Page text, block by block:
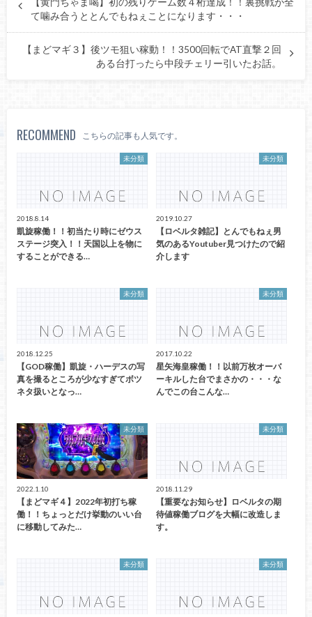
て噛み合うととんでもねぇことになります・・・
【まどマギ３】後ツモ狙い稼動！！3500回転でAT直撃２回
ある台打ったら中段チェリー引いたお話。
RECOMMEND こちらの記事も人気です。
未分類
2018.8.14
凱旋稼働！！初当たり時にゼウス
ステージ突入！！天国以上を物に
することができる…
未分類
2019.10.27
【ロベルタ雑記】とんでもねぇ男
気のあるYoutuber見つけたので紹
介します
未分類
2018.12.25
【GOD稼働】凱旋・ハーデスの写
真を撮るところが少なすぎてボツ
ネタ扱いとなっ…
未分類
2017.10.22
星矢海皇稼働！！以前万枚オーバ
ーキルした台でまさかの・・・な
んでこの台こんな…
未分類
2022.1.10
【まどマギ４】2022年初打ち稼
働！！ちょっとだけ挙動のいい台
に移動してみた…
未分類
2018.11.29
【重要なお知らせ】ロベルタの期
待値稼働ブログを大幅に改造しま
す。
未分類 未分類